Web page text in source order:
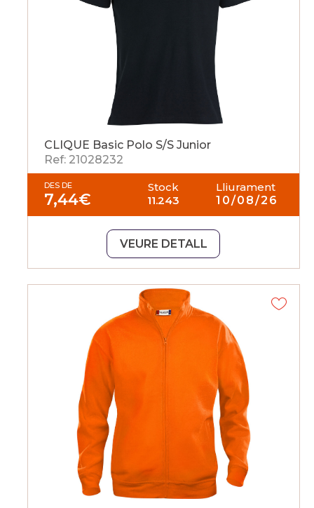
CLIQUE Basic Polo S/S Junior
Ref: 21028232
DES DE
7,44€
Stock
11.243
Lliurament
10/08/26
VEURE DETALL